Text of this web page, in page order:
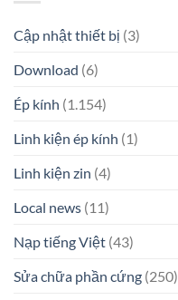
Cập nhật thiết bị (3)
Download (6)
Ép kính (1.154)
Linh kiện ép kính (1)
Linh kiện zin (4)
Local news (11)
Nạp tiếng Việt (43)
Sửa chữa phần cứng (250)